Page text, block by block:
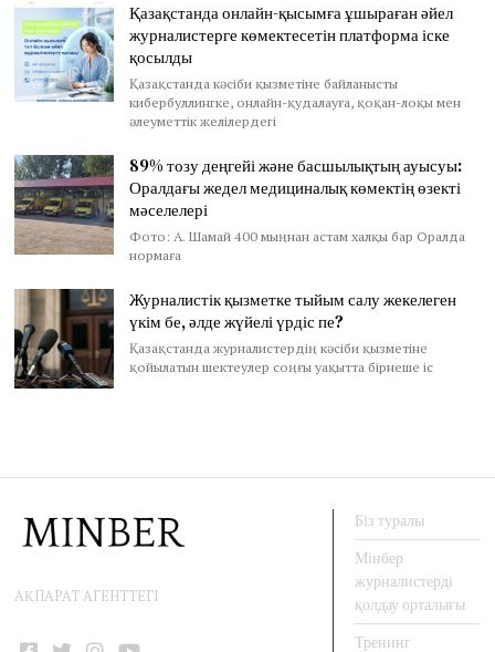
Қазақстанда онлайн-қысымға ұшыраған әйел
журналистерге көмектесетін платформа іске
қосылды
Қазақстанда кәсіби қызметіне байланысты
кибербуллингке, онлайн-қудалауға, қоқан-лоқы мен
әлеуметтік желілердегі
89% тозу деңгейі және басшылықтың ауысуы:
Оралдағы жедел медициналық көмектің өзекті
мәселелері
Фото: А. Шамай 400 мыңнан астам халқы бар Оралда
нормаға
Журналистік қызметке тыйым салу жекелеген
үкім бе, әлде жүйелі үрдіс пе?
Қазақстанда журналистердің кәсіби қызметіне
қойылатын шектеулер соңғы уақытта бірнеше іс
АҚПАРАТ АГЕНТТЕГІ
Біз туралы
Мінбер
журналистерді
қолдау орталығы
Тренинг